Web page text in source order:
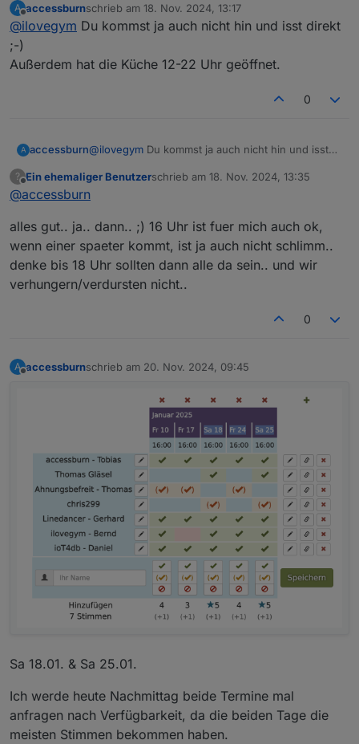
Ja, um 16.00 gibts noch kein Essen..
denke, das soll 18 Uhr heissen.. ;)
A
Offline
accessburnschrieb am 18. Nov. 2024, 13:17
zuletzt editiert von
@ilovegym Du kommst ja auch nicht hin und isst direkt
;-)
Außerdem hat die Küche 12-22 Uhr geöffnet.
0
A accessburn@ilovegym Du kommst ja auch nicht hin und isst
Außerdem hat die Küche 12-22 Uhr geöffnet.
? Ein ehemaliger Benutzerschrieb am 18. Nov. 2024, 13:35
zuletzt editiert von
@accessburn
alles gut.. ja.. dann.. ;) 16 Uhr ist fuer mich auch ok,
wenn einer spaeter kommt, ist ja auch nicht schlimm..
denke bis 18 Uhr sollten dann alle da sein.. und wir
verhungern/verdursten nicht..
0
A accessburnschrieb am 20. Nov. 2024, 09:45
zuletzt editiert von
Sa 18.01. & Sa 25.01.
Ich werde heute Nachmittag beide Termine mal
anfragen nach Verfügbarkeit, da die beiden Tage die
meisten Stimmen bekommen haben.